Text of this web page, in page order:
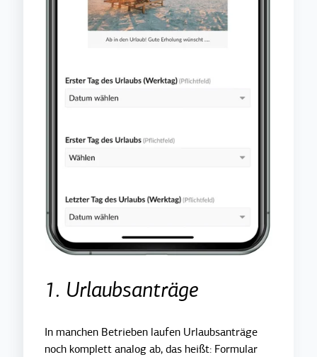
1. Urlaubsanträge
In manchen Betrieben laufen Urlaubsanträge
noch komplett analog ab, das heißt: Formular